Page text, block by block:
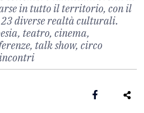
in tutto il territorio, con il
diverse realtà culturali.
teatro, cinema,
talk show, circo